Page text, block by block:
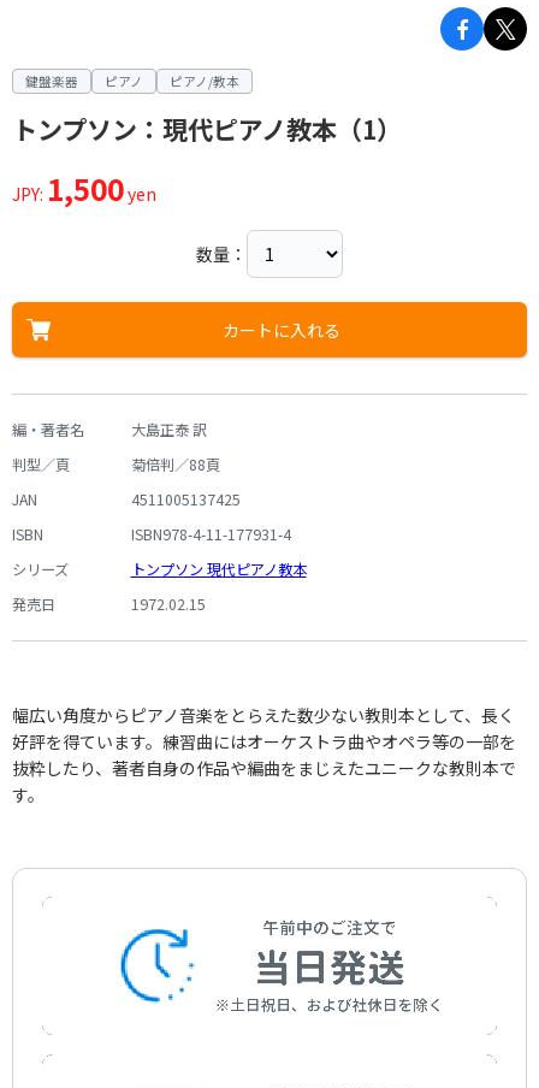
鍵盤楽器 ピアノ ピアノ/教本
トンプソン：現代ピアノ教本（1）
JPY: 1,500yen
数量：
カートに入れる
編・著者名
大島正泰 訳
判型／頁
菊倍判／88頁
JAN
4511005137425
ISBN
ISBN978-4-11-177931-4
シリーズ
トンプソン 現代ピアノ教本
発売日
1972.02.15
幅広い角度からピアノ音楽をとらえた数少ない教則本として、長く
好評を得ています。練習曲にはオーケストラ曲やオペラ等の一部を
抜粋したり、著者自身の作品や編曲をまじえたユニークな教則本で
す。